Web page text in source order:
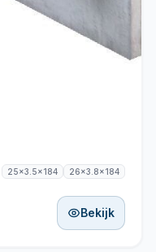
25x3.5x184 26x3.8x184
Bekijk